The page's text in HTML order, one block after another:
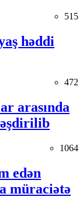
515
həddi
472
arasında
1064
edən
müraciətə